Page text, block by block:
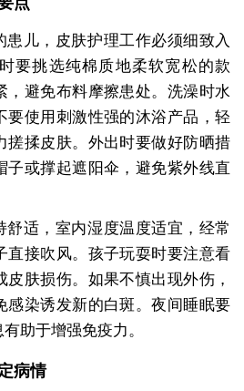
患儿，皮肤护理工作必须细致入
要挑选纯棉质地柔软宽松的款
，避免布料摩擦患处。洗澡时水
要使用刺激性强的沐浴产品，轻
搓揉皮肤。外出时要做好防晒措
子或撑起遮阳伞，避免紫外线直
舒适，室内湿度温度适宜，经常
直接吹风。孩子玩耍时要注意看
肤损伤。如果不慎出现外伤，
感染诱发新的白斑。夜间睡眠要
助于增强免疫力。
病情